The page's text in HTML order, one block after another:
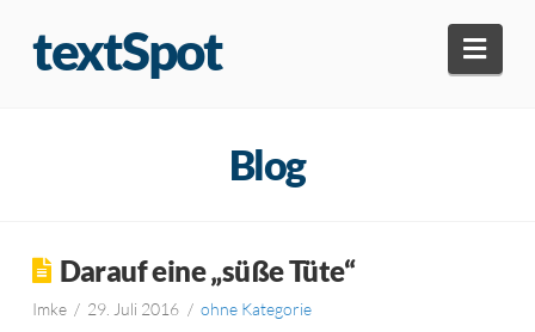
textSpot
Blog
Darauf eine „süße Tüte“
Imke 29. Juli 2016 ohne Kategorie